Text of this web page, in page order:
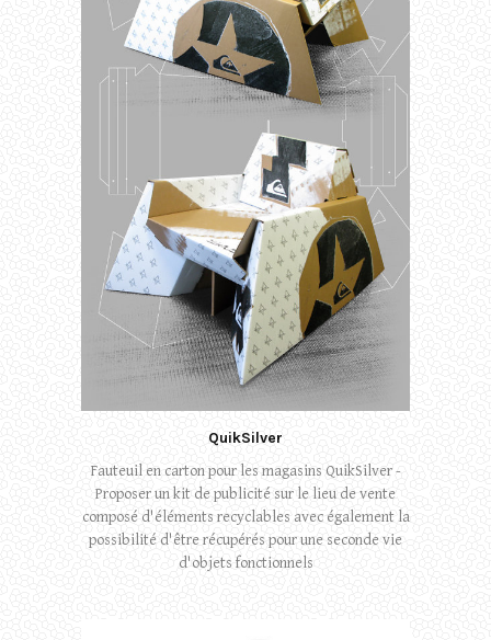
QuikSilver
Fauteuil en carton pour les magasins QuikSilver -
Proposer un kit de publicité sur le lieu de vente
composé d'éléments recyclables avec également la
possibilité d'être récupérés pour une seconde vie
d'objets fonctionnels